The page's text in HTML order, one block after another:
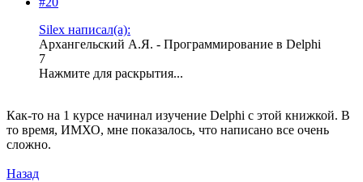
Silex написал(а):
Архангельский А.Я. - Программирование в Delphi
7
Нажмите для раскрытия...
Как-то на 1 курсе начинал изучение Delphi с этой книжкой. В
то время, ИМХО, мне показалось, что написано все очень
сложно.
Назад